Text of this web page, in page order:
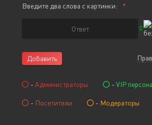
Введите два слова с картинки:
Добавить
- Администраторы - VIP персона
- Посетители - Модераторы